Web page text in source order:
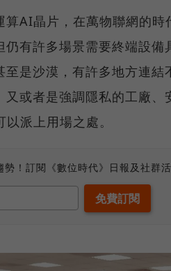
AI晶片，在萬物聯網的時
有許多場景需要終端設備
是沙漠，有許多地方連結
或者是強調隱私的工廠、
派上用場之處。
！訂閱《數位時代》日報及社群